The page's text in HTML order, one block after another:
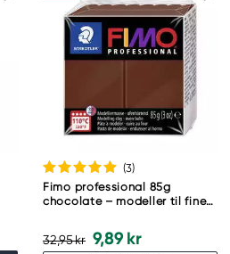
(3)
Fimo professional 85g
chocolate – modeller til fine
32,95 kr 9,89 kr